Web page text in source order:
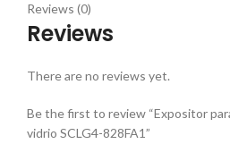
Reviews (0)
Reviews
There are no reviews yet.
Be the first to review “Expositor
vidrio SCLG4-828FA1”